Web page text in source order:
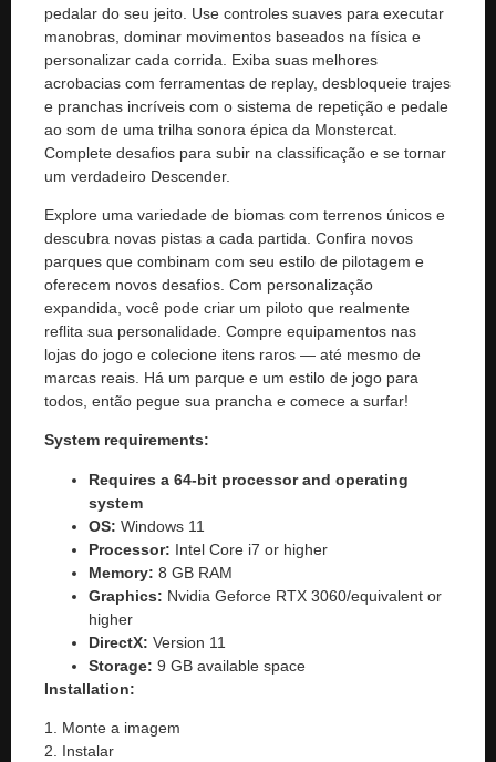
pedalar do seu jeito. Use controles suaves para executar
manobras, dominar movimentos baseados na física e
personalizar cada corrida. Exiba suas melhores
acrobacias com ferramentas de replay, desbloqueie trajes
e pranchas incríveis com o sistema de repetição e pedale
ao som de uma trilha sonora épica da Monstercat.
Complete desafios para subir na classificação e se tornar
um verdadeiro Descender.
Explore uma variedade de biomas com terrenos únicos e
descubra novas pistas a cada partida. Confira novos
parques que combinam com seu estilo de pilotagem e
oferecem novos desafios. Com personalização
expandida, você pode criar um piloto que realmente
reflita sua personalidade. Compre equipamentos nas
lojas do jogo e colecione itens raros — até mesmo de
marcas reais. Há um parque e um estilo de jogo para
todos, então pegue sua prancha e comece a surfar!
System requirements:
Requires a 64-bit processor and operating
system
OS: Windows 11
Processor: Intel Core i7 or higher
Memory: 8 GB RAM
Graphics: Nvidia Geforce RTX 3060/equivalent or
higher
DirectX: Version 11
Storage: 9 GB available space
Installation:
1. Monte a imagem
2. Instalar